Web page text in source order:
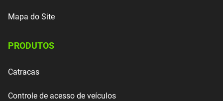
Mapa do Site
PRODUTOS
Catracas
Controle de acesso de veículos